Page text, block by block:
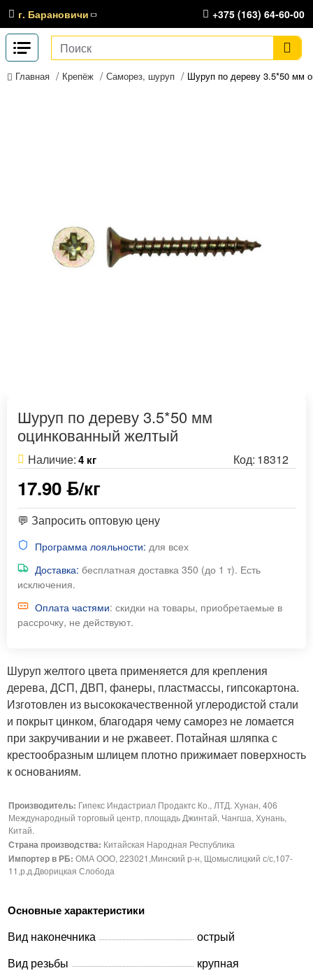
г. Барановичи +375 (163) 64-60-00
Главная Крепёж Саморез, шуруп Шуруп по дереву 3.5*50 мм
Шуруп по дереву 3.5*50 мм
оцинкованный желтый
17.90 ƃ/кг
Наличие:4 кг Код: 18312
💬 Запросить оптовую цену
Программа лояльности: для всех
Доставка: бесплатная доставка 350 (до 1 т). Есть
исключения.
Оплата частями: скидки на товары, приобретаемые в
рассрочку, не действуют.
Шуруп желтого цвета применяется для крепления
дерева, ДСП, ДВП, фанеры, пластмассы, гипсокартона.
Изготовлен из высококачественной углеродистой стали
и покрыт цинком, благодаря чему саморез не ломается
при закручивании и не ржавеет. Потайная шляпка с
крестообразным шлицем плотно прижимает поверхность
к основаниям.
Производитель: Гипекс Индастриал Продактс Ко., ЛТД. Хунан, 406
Международный торговый центр, площадь Джинтай, Чангша, Хунань,
Китай.
Страна производства: Китайская Народная Республика
Импортер в РБ: ОМА ООО, 223021,Минский р-н, Щомыслицкий с/с,107-
11,р.д.Дворицкая Слобода
Основные характеристики
Вид наконечника
острый
Вид резьбы
крупная